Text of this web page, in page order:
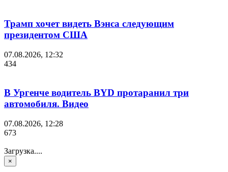
Трамп хочет видеть Вэнса следующим
президентом США
07.08.2026, 12:32
434
В Ургенче водитель BYD протаранил три
автомобиля. Видео
07.08.2026, 12:28
673
Загрузка....
×